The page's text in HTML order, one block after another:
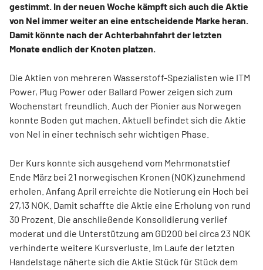
gestimmt. In der neuen Woche kämpft sich auch die Aktie
von Nel immer weiter an eine entscheidende Marke heran.
Damit könnte nach der Achterbahnfahrt der letzten
Monate endlich der Knoten platzen.
Die Aktien von mehreren Wasserstoff-Spezialisten wie ITM
Power, Plug Power oder Ballard Power zeigen sich zum
Wochenstart freundlich. Auch der Pionier aus Norwegen
konnte Boden gut machen. Aktuell befindet sich die Aktie
von Nel in einer technisch sehr wichtigen Phase.
Der Kurs konnte sich ausgehend vom Mehrmonatstief
Ende März bei 21 norwegischen Kronen (NOK) zunehmend
erholen. Anfang April erreichte die Notierung ein Hoch bei
27,13 NOK. Damit schaffte die Aktie eine Erholung von rund
30 Prozent. Die anschließende Konsolidierung verlief
moderat und die Unterstützung am GD200 bei circa 23 NOK
verhinderte weitere Kursverluste. Im Laufe der letzten
Handelstage näherte sich die Aktie Stück für Stück dem